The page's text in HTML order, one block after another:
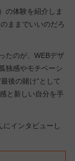
の体験を紹介しま
ままでいいのだろ
たのが、WEBデザ
独感やモチベーシ
後の賭け”として
と新しい自分を手
にインタビューし